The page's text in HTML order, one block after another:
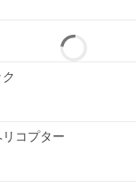
コプター